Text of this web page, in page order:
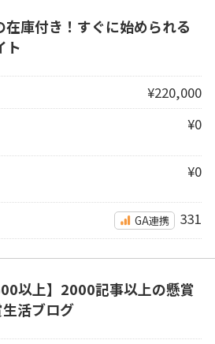
庫付き！すぐに始められる
ト
¥220,000
¥0
¥0
GA連携 331
以上】2000記事以上の懸賞
活ブログ